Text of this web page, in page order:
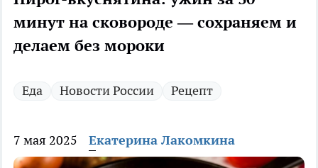
минут на сковороде — сохраняем и
делаем без мороки
Еда Новости России Рецепт
7 мая 2025 Екатерина Лакомкина